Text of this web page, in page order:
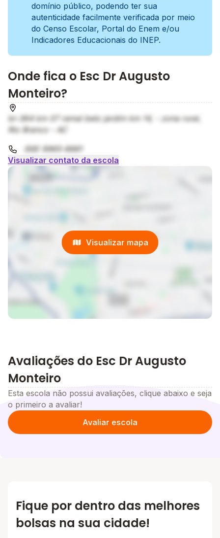
domínio público, podendo ter sua
autenticidade facilmente verificada por meio
do Censo Escolar, Portal do Enem e/ou
Indicadores Educacionais do INEP.
Onde fica o Esc Dr Augusto
Monteiro?
br-364 km 07 ramal belo jardim km 14, - zona rural,
Rio Branco - AC
(68) 9965-8881
Visualizar contato da escola
Visualizar mapa
Avaliações do Esc Dr Augusto
Monteiro
Esta escola não possui avaliações, clique abaixo e seja
o primeiro a avaliar!
Avaliar escola
Fique por dentro das melhores
bolsas na sua cidade!